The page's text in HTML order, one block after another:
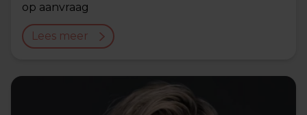
op aanvraag
Lees meer